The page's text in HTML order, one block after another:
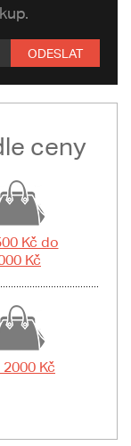
ODESLAT
ceny
Kč do
Kč
Kč